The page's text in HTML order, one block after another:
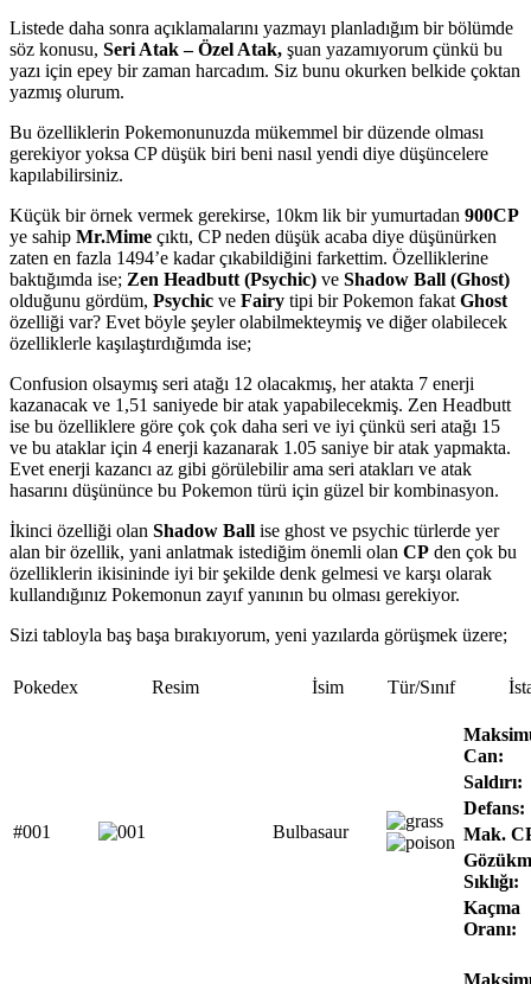
Listede daha sonra açıklamalarını yazmayı planladığım bir bölümde
söz konusu, Seri Atak – Özel Atak, şuan yazamıyorum çünkü bu
yazı için epey bir zaman harcadım. Siz bunu okurken belkide çoktan
yazmış olurum.
Bu özelliklerin Pokemonunuzda mükemmel bir düzende olması
gerekiyor yoksa CP düşük biri beni nasıl yendi diye düşüncelere
kapılabilirsiniz.
Küçük bir örnek vermek gerekirse, 10km lik bir yumurtadan 900CP
ye sahip Mr.Mime çıktı, CP neden düşük acaba diye düşünürken
zaten en fazla 1494’e kadar çıkabildiğini farkettim. Özelliklerine
baktığımda ise; Zen Headbutt (Psychic) ve Shadow Ball (Ghost)
olduğunu gördüm, Psychic ve Fairy tipi bir Pokemon fakat Ghost
özelliği var? Evet böyle şeyler olabilmekteymiş ve diğer olabilecek
özelliklerle kaşılaştırdığımda ise;
Confusion olsaymış seri atağı 12 olacakmış, her atakta 7 enerji
kazanacak ve 1,51 saniyede bir atak yapabilecekmiş. Zen Headbutt
ise bu özelliklere göre çok çok daha seri ve iyi çünkü seri atağı 15
ve bu ataklar için 4 enerji kazanarak 1.05 saniye bir atak yapmakta.
Evet enerji kazancı az gibi görülebilir ama seri atakları ve atak
hasarını düşününce bu Pokemon türü için güzel bir kombinasyon.
İkinci özelliği olan Shadow Ball ise ghost ve psychic türlerde yer
alan bir özellik, yani anlatmak istediğim önemli olan CP den çok bu
özelliklerin ikisininde iyi bir şekilde denk gelmesi ve karşı olarak
kullandığınız Pokemonun zayıf yanının bu olması gerekiyor.
Sizi tabloyla baş başa bırakıyorum, yeni yazılarda görüşmek üzere;
Pokedex Resim İsim Tür/Sınıf
#001 Bulbasaur
Can:
Saldırı:
Defans:
Mak.
Sıklığı:
Kaçma
Oranı: